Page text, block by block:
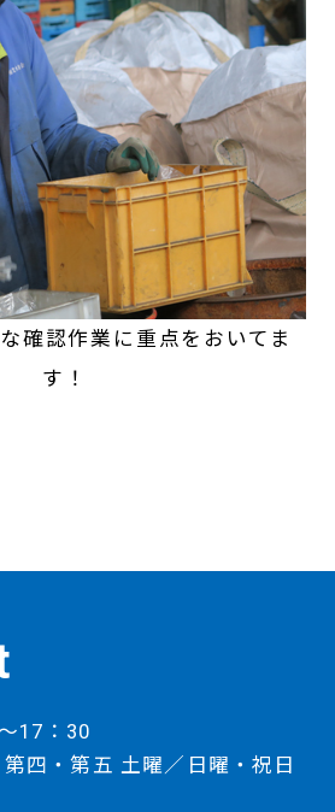
確認作業に重点をおいてま
す！
17：30
四・第五 土曜／日曜・祝日